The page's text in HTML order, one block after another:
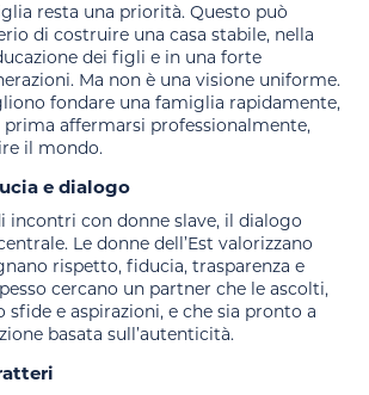
resta una priorità. Questo può
di costruire una casa stabile, nella
dei figli e in una forte
Ma non è una visione uniforme.
fondare una famiglia rapidamente,
affermarsi professionalmente,
il mondo.
e dialogo
incontri con donne slave, il dialogo
Le donne dell’Est valorizzano
rispetto, fiducia, trasparenza e
cercano un partner che le ascolti,
sfide e aspirazioni, e che sia pronto a
basata sull’autenticità.